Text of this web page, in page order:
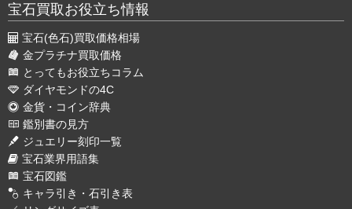
宝石買取お役立ち情報
宝石(色石)買取価格相場
金プラチナ買取価格
とってもお役立ちコラム
ダイヤモンドの4C
金貨・コイン辞典
鑑別書の見方
ジュエリー刻印一覧
宝石業界用語集
宝石図鑑
キャラ引き・石引き表